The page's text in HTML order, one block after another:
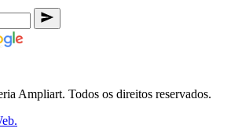
Ampliart. Todos os direitos reservados.